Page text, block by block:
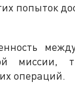
попыток
миссии,
операций.